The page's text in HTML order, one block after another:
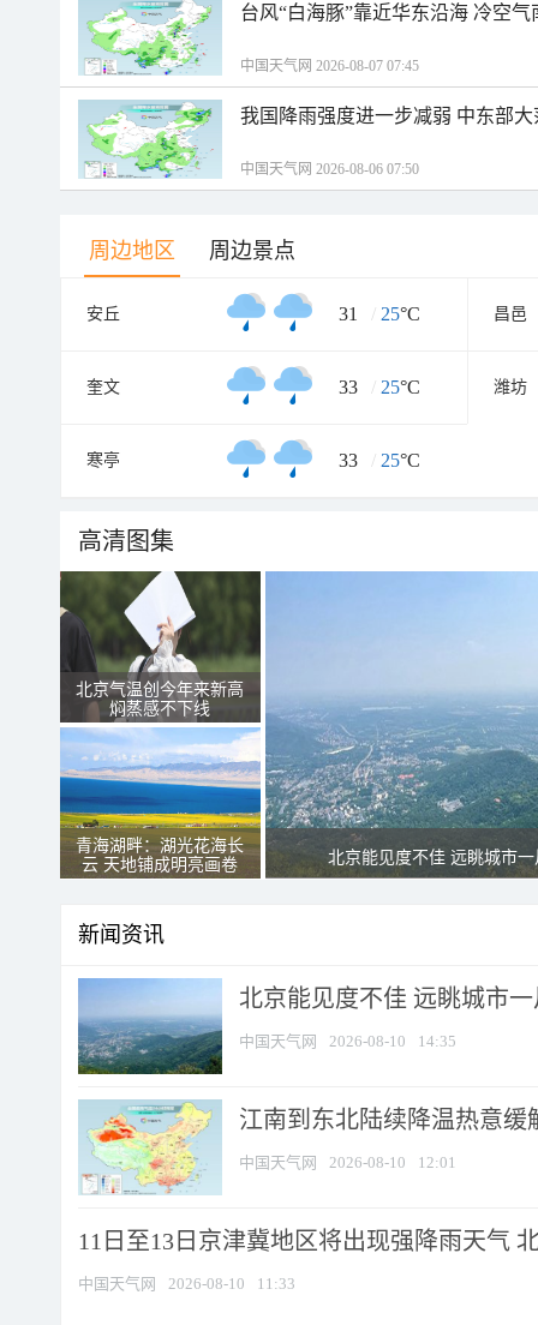
台风“白海豚”靠近华东沿海 冷空
中国天气网 2026-08-07 07:45
我国降雨强度进一步减弱 中东部
中国天气网 2026-08-06 07:50
周边地区 周边景点
安丘 31 / 25°C 昌邑
奎文 33 / 25°C 潍坊
寒亭 33 / 25°C
高清图集
北京气温创今年来新高
焖蒸感不下线
青海湖畔：湖光花海长
云 天地铺成明亮画卷
北京能见度不佳 远眺城市
新闻资讯
北京能见度不佳 远眺城市
中国天气网 2026-08-10 14:35
江南到东北陆续降温热意缓
中国天气网 2026-08-10 12:01
11日至13日京津冀地区将出现强降雨天气
中国天气网 2026-08-10 11:33